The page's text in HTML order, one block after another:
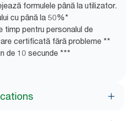
formulele până la utilizator.
cu până la 50%*
timp pentru personalul de
certificată fără probleme **
de 10 secunde ***